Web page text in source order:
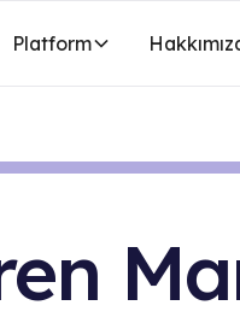
Platform